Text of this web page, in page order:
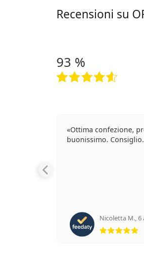
Recensioni su
93 %
Ottima confezione,
buonissimo. Consiglio.
Nicoletta M.,6